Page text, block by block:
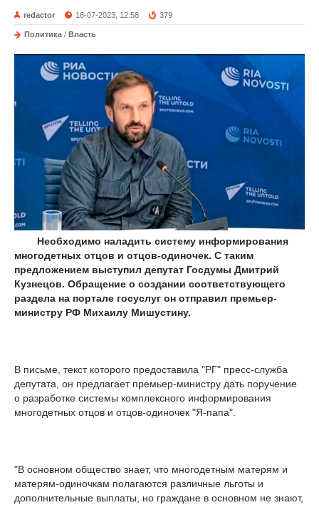
redactor 16-07-2023, 12:58 379
Политика / Власть
Необходимо наладить систему информирования
многодетных отцов и отцов-одиночек. С таким
предложением выступил депутат Госдумы Дмитрий
Кузнецов. Обращение о создании соответствующего
раздела на портале госуслуг он отправил премьер-
министру РФ Михаилу Мишустину.
В письме, текст которого предоставила "РГ" пресс-служба
депутата, он предлагает премьер-министру дать поручение
о разработке системы комплексного информирования
многодетных отцов и отцов-одиночек "Я-папа".
"В основном общество знает, что многодетным матерям и
матерям-одиночкам полагаются различные льготы и
дополнительные выплаты, но граждане в основном не знают,